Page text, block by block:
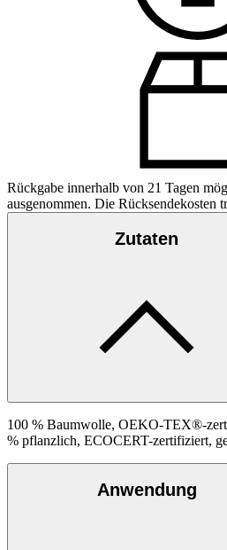
Rückgabe innerhalb von 21 Tagen
ausgenommen. Die Rücksendekosten
Zutaten
100 % Baumwolle, OEKO-TEX®-
% pflanzlich, ECOCERT-zertifiziert,
Anwendung